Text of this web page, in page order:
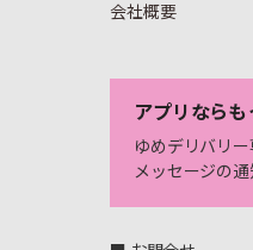
会社概要
アプリなら
ゆめデリバリー
メッセージの